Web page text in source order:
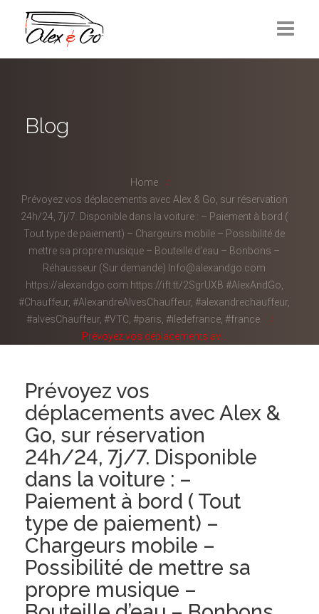
Contactez-nous
Blog
Home
Prévoyez vos déplacements avec Alex & Go, sur réservation
24h/24, 7j/7. Disponible dans la voiture : – Paiement à bord (
Tout type de paiement) – Chargeurs mobile – Possibilité de
mettre sa propre musique – Bouteille d’eau – Bonbons –
Réhausseur (Sur demande) Info@alexandgo.com
https://alexandgo.com https://ift.tt/2SgrUXB #AlexAndGo,
#Chauffeur, #AlexandreAlvesChauffeur, #alexandrechauffeur,
#alvesChauffeur, #VTC, #paris, #iledefrance, #france.
Prévoyez vos déplacements av...
Prévoyez vos
déplacements avec Alex &
Go, sur réservation
24h/24, 7j/7. Disponible
dans la voiture : –
Paiement à bord ( Tout
type de paiement) –
Chargeurs mobile –
Possibilité de mettre sa
propre musique –